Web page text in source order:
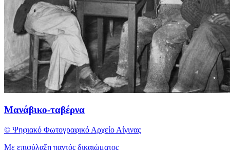
Μανάβικο-ταβέρνα
© Ψηφιακό Φωτογραφικό Αρχείο Αίγινας
Με επιφύλαξη παντός δικαιώματος